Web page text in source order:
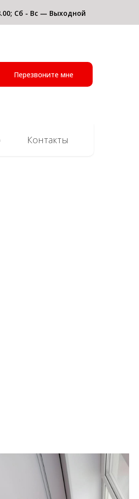
Сб - Вс — Выходной
Перезвоните мне
Контакты